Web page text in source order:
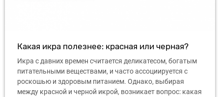
Какая икра полезнее: красная или черная?
Икра с давних времен считается деликатесом, богатым
питательными веществами, и часто ассоциируется с
роскошью и здоровым питанием. Однако, выбирая
между красной и черной икрой, возникает вопрос: какая